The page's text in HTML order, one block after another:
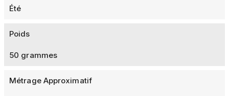
Été
Poids
50 grammes
Métrage Approximatif